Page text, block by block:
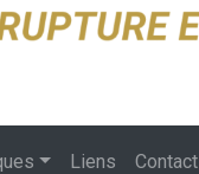
Liens Contact